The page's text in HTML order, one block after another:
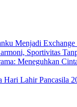
Menjadi
Sportivitas
Meneguhkan
Hari Lahir Pancasila